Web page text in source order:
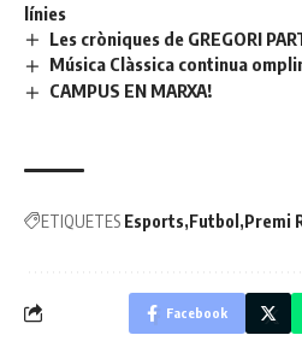
línies
Les cròniques de GREGORI
Música Clàssica continua
CAMPUS EN MARXA!
ETIQUETES Esports Futbol Premi
Facebook